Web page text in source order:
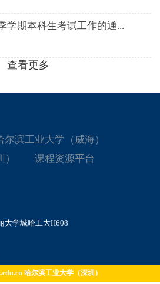
学期本科生考试工作的通...
查看更多
尔滨工业大学（威海）
课程资源平台
大学城哈工大H608
哈尔滨工业大学（深圳）